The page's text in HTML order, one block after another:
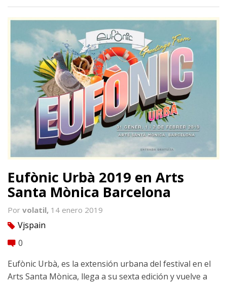
Eufònic Urbà 2019 en Arts
Santa Mònica Barcelona
Por volatil, 14 enero 2019
tag Vjspain
comment 0
Eufònic Urbà, es la extensión urbana del festival en el
Arts Santa Mònica, llega a su sexta edición y vuelve a